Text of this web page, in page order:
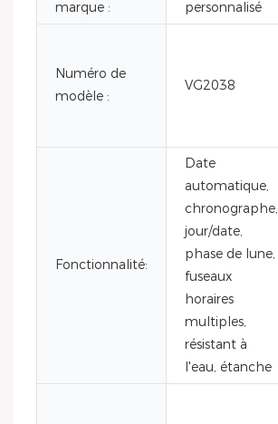
marque :
personnalisé
Numéro de
modèle :
VG2038
Fonctionnalité:
Date
automatique,
chronographe,
jour/date,
phase de lune,
fuseaux
horaires
multiples,
résistant à
l'eau, étanche